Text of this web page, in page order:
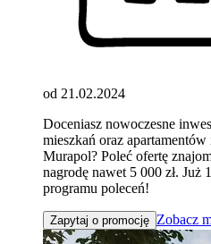
od 21.02.2024
Doceniasz nowoczesne
mieszkań oraz
Murapol? Poleć ofertę
nagrodę nawet 5 000 zł. Już
programu poleceń!
Zapytaj o promocję Zobacz